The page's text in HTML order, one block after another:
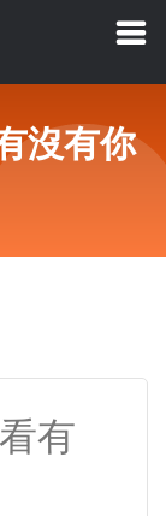
沒有你
有